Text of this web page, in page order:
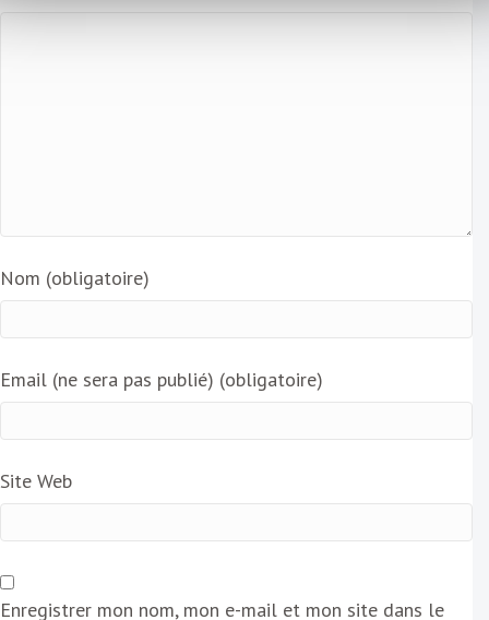
Nom (obligatoire)
Email (ne sera pas publié) (obligatoire)
Site Web
Enregistrer mon nom, mon e-mail et mon site dans le